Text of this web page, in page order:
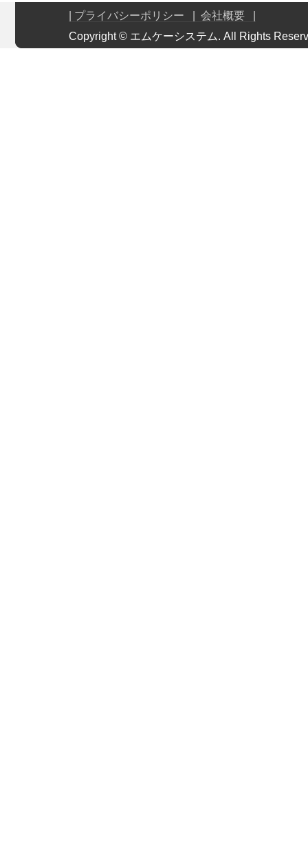
| プライバシーポリシー
| 会社概要 |
Copyright © エムケーシステム. All Rights